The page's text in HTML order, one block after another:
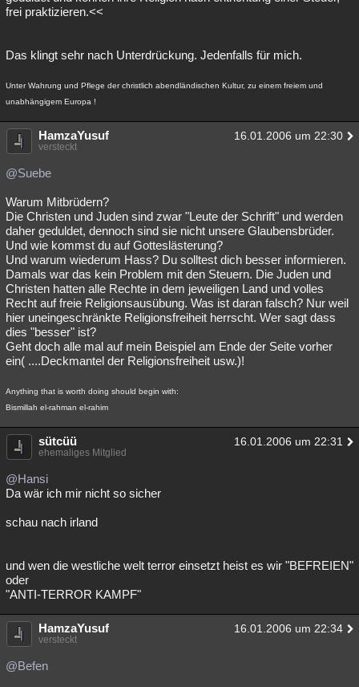
frei praktizieren.<<
Das klingt sehr nach Unterdrückung. Jedenfalls für mich.
Unter Wahrung und Pflege der christlich abendländischen Kultur, zu einem freiem und
unabhängigem Europa !
HamzaYusuf 16.01.2006 um 22:30
versteckt
@Suebe
Warum Mitbrüdern?
Die Christen und Juden sind zwar "Leute der Schrift" und werden
daher geduldet, dennoch sind sie nicht unsere Glaubensbrüder.
Und wie kommst du auf Gotteslästerung?
Und warum wiederum Hass? Du solltest dich besser informieren.
Damals war das kein Problem mit den Steuern. Die Juden und
Christen hatten alle Rechte in dem jeweiligen Land und volles
Recht auf freie Religionsausübung. Was ist daran falsch? Nur weil
hier uneingeschränkte Religionsfreiheit herrscht. Wer sagt dass
dies "besser" ist?
Geht doch alle mal auf mein Beispiel am Ende der Seite vorher
ein( ....Deckmantel der Religionsfreiheit usw.)!
Anything that is worth doing should begin with:
Bismillah el-rahman el-rahim
sütcüü 16.01.2006 um 22:31
ehemaliges Mitglied
@Hansi
Da wär ich mir nicht so sicher
schau nach irland
und wen die westliche welt terror einsetzt heist es wir "BEFREIEN"
oder
"ANTI-TERROR KAMPF"
HamzaYusuf 16.01.2006 um 22:34
versteckt
@Befen